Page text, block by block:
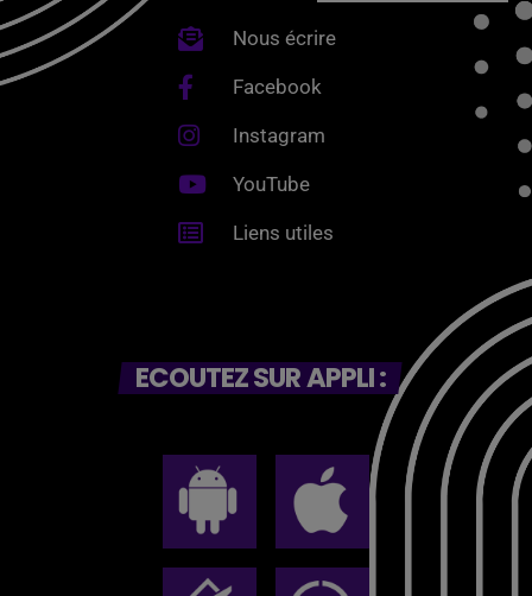
Nous écrire
Facebook
Instagram
YouTube
Liens utiles
ECOUTEZ SUR APPLI :